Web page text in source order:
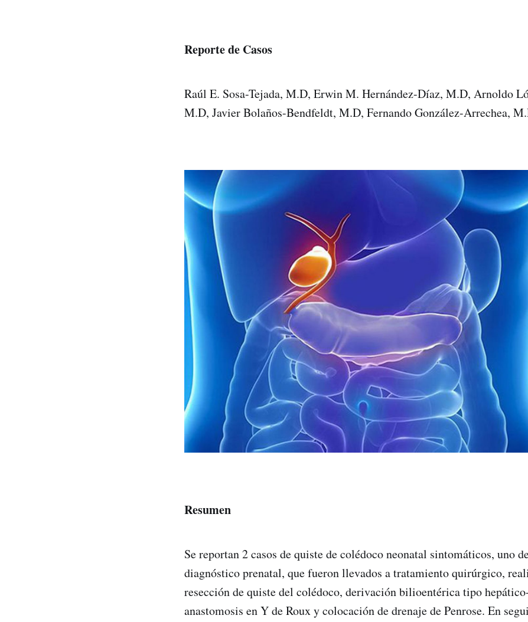
Reporte de Casos
Raúl E. Sosa-Tejada, M.D, Erwin M. Hernández-Díaz, M.D, Arnoldo
M.D, Javier Bolaños-Bendfeldt, M.D, Fernando González-Arrechea,
Resumen
Se reportan 2 casos de quiste de colédoco neonatal sintomáticos, uno
diagnóstico prenatal, que fueron llevados a tratamiento quirúrgico,
resección de quiste del colédoco, derivación bilioentérica tipo
anastomosis en Y de Roux y colocación de drenaje de Penrose. En